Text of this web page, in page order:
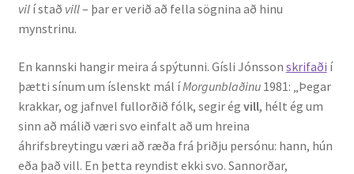
vilí stað vill– þar er verið að fella sögnina að hinu
mynstrinu.
En kannski hangir meira á spýtunni. Gísli Jónsson skrifaði í
þætti sínum um íslenskt mál íMorgunblaðinu 1981: „Þegar
krakkar, og jafnvel fullorðið fólk, segir ég vill, hélt ég um
sinn að málið væri svo einfalt að um hreina
áhrifsbreytingu væri að ræða frá þriðju persónu: hann, hún
eða það vill. En þetta reyndist ekki svo. Sannorðar,